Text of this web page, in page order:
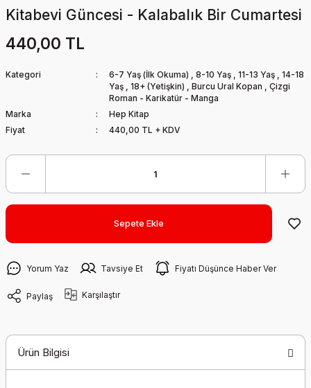
Kitabevi Güncesi - Kalabalık Bir Cumartesi
440,00 TL
Kategori 6-7 Yaş (İlk Okuma) , 8-10 Yaş , 11-13 Yaş , 14-18
Yaş , 18+ (Yetişkin) , Burcu Ural Kopan , Çizgi
Roman - Karikatür - Manga
Marka
Hep Kitap
Fiyat
440,00 TL + KDV
Sepete Ekle
Yorum Yaz Tavsiye Et Fiyatı Düşünce Haber Ver
Paylaş Karşılaştır
Ürün Bilgisi